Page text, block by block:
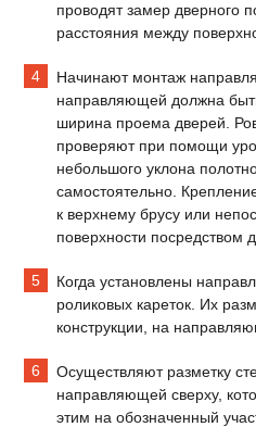
проводят замер дверного
расстояния между
Начинают монтаж
направляющей должна
ширина проема дверей.
проверяют при помощи
небольшого уклона
самостоятельно.
к верхнему брусу или
поверхности посредством
Когда установлены
роликовых кареток. Их
конструкции, на
Осуществляют разметку
направляющей сверху,
этим на обозначенный